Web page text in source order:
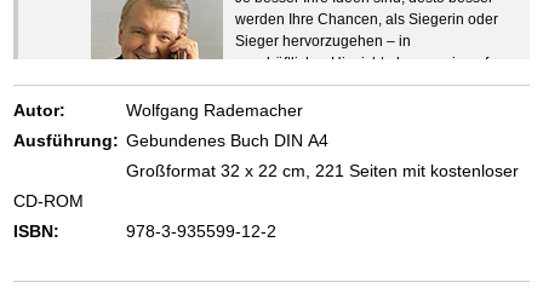
werden Ihre Chancen, als Siegerin oder
Sieger hervorzugehen – in
geschäftlicher Hinsicht ebenso wie auf
beruflichem oder privatem Gebiet. Denn
eins ist todsicher:
Zeigen Sie mit der Maus hierhin, um
Autor:
Wolfgang Rademacher
Ausführung: Gebundenes Buch DIN A4
Großformat 32 x 22 cm, 221 Seiten mit kostenloser
CD-ROM
ISBN:
978-3-935599-12-2